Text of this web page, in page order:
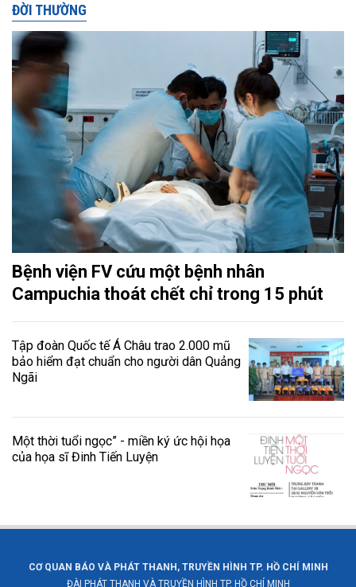
ĐỜI THƯỜNG
Bệnh viện FV cứu một bệnh nhân
Campuchia thoát chết chỉ trong 15 phút
Tập đoàn Quốc tế Á Châu trao 2.000 mũ
bảo hiểm đạt chuẩn cho người dân Quảng
Ngãi
Một thời tuổi ngọc” - miền ký ức hội họa
của họa sĩ Đinh Tiến Luyện
CƠ QUAN BÁO VÀ PHÁT THANH, TRUYỀN HÌNH TP. HỒ CHÍ MINH
ĐÀI PHÁT THANH VÀ TRUYỀN HÌNH TP. HỒ CHÍ MINH